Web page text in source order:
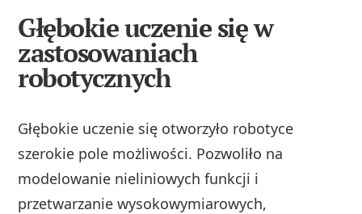
Głębokie uczenie się w
zastosowaniach
robotycznych
Głębokie uczenie się otworzyło robotyce
szerokie pole możliwości. Pozwoliło na
modelowanie nieliniowych funkcji i
przetwarzanie wysokowymiarowych,